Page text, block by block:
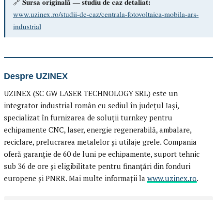
🔗 Sursa originală — studiu de caz detaliat:
www.uzinex.ro/studii-de-caz/centrala-fotovoltaica-mobila-ars-
industrial
Despre UZINEX
UZINEX (SC GW LASER TECHNOLOGY SRL) este un
integrator industrial român cu sediul în județul Iași,
specializat în furnizarea de soluții turnkey pentru
echipamente CNC, laser, energie regenerabilă, ambalare,
reciclare, prelucrarea metalelor și utilaje grele. Compania
oferă garanție de 60 de luni pe echipamente, suport tehnic
sub 36 de ore și eligibilitate pentru finanțări din fonduri
europene și PNRR. Mai multe informații la www.uzinex.ro.